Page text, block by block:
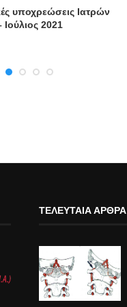
υποχρεώσεις Ιατρών
Ιούλιος 2021
ΤΕΛΕΥΤΑΊΑ ΆΡΘΡΑ